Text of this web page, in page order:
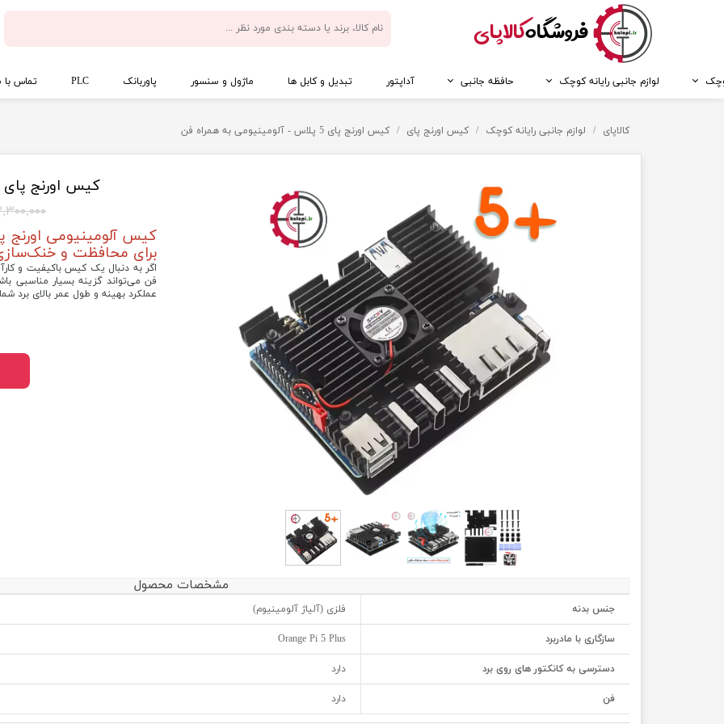
​فروشگاهکالاپای
لوازم جانبی رایانه کوچک حافظه جانبی آداپتور تبدیل و کابل ها ماژول و سنسور پاوربانک PLC تماس با
کالاپای لوازم جانبی رایانه کوچک کیس اورنج پای کیس اورنج پای 5 پلاس - آلومینیومی به همراه فن
کیس اورنج پای 5 پلاس - آلومینیومی به همراه
۲,۳۰۰,۰۰۰
برای محافظت و
فن می‌تواند گزینه بسیار مناسبی
عملکرد بهینه و طول عمر بالای برد
مشخصات محصول
جنس بدنه فلزی (آلیاژ آلومینیوم)
سازگاری با مادربرد Orange Pi 5 Plus
دسترسی به کانکتور های روی برد دارد
فن دارد